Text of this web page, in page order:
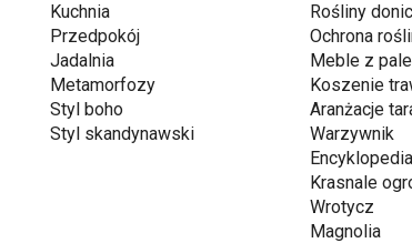
Kuchnia
Przedpokój
Jadalnia
Metamorfozy
Styl boho
Styl skandynawski
Rośliny
Ochrona
Meble z
Koszenie
Aranżacje
Warzywnik
Krasnale
Wrotycz
Magnolia